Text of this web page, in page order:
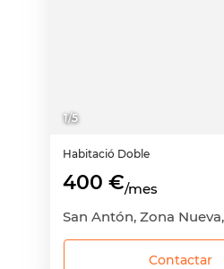
1/5
Habitació Doble
400 €/mes
Contactar